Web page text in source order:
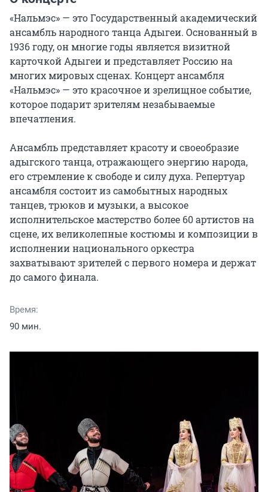
«Нальмэс» — это Государственный академический
ансамбль народного танца Адыгеи. Основанный в
1936 году, он многие годы является визитной
карточкой Адыгеи и представляет Россию на
многих мировых сценах. Концерт ансамбля
«Нальмэс» — это красочное и зрелищное событие,
которое подарит зрителям незабываемые
впечатления.
Ансамбль представляет красоту и своеобразие
адыгского танца, отражающего энергию народа,
его стремление к свободе и силу духа. Репертуар
ансамбля состоит из самобытных народных
танцев, трюков и музыки, а высокое
исполнительское мастерство более 60 артистов на
сцене, их великолепные костюмы и композиции в
исполнении национального оркестра
захватывают зрителей с первого номера и держат
до самого финала.
Время:
90 мин.